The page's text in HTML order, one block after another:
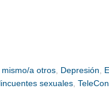
a otros Depresión
sexuales